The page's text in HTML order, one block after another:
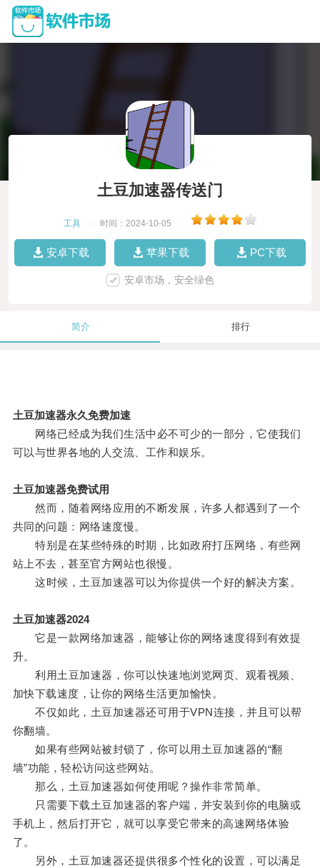
土豆加速器传送门
工具 时间：2024-10-05
安卓下载 苹果下载 PC下载
安卓市场，安全绿色
简介 排行
土豆加速器永久免费加速
网络已经成为我们生活中必不可少的一部分，它使我们
可以与世界各地的人交流、工作和娱乐。
土豆加速器免费试用
然而，随着网络应用的不断发展，许多人都遇到了一个
共同的问题：网络速度慢。
特别是在某些特殊的时期，比如政府打压网络，有些网
站上不去，甚至官方网站也很慢。
这时候，土豆加速器可以为你提供一个好的解决方案。
土豆加速器2024
它是一款网络加速器，能够让你的网络速度得到有效提
升。
利用土豆加速器，你可以快速地浏览网页、观看视频、
加快下载速度，让你的网络生活更加愉快。
不仅如此，土豆加速器还可用于VPN连接，并且可以帮
你翻墙。
如果有些网站被封锁了，你可以用土豆加速器的“翻
墙”功能，轻松访问这些网站。
那么，土豆加速器如何使用呢？操作非常简单。
只需要下载土豆加速器的客户端，并安装到你的电脑或
手机上，然后打开它，就可以享受它带来的高速网络体验
了。
另外，土豆加速器还提供很多个性化的设置，可以满足